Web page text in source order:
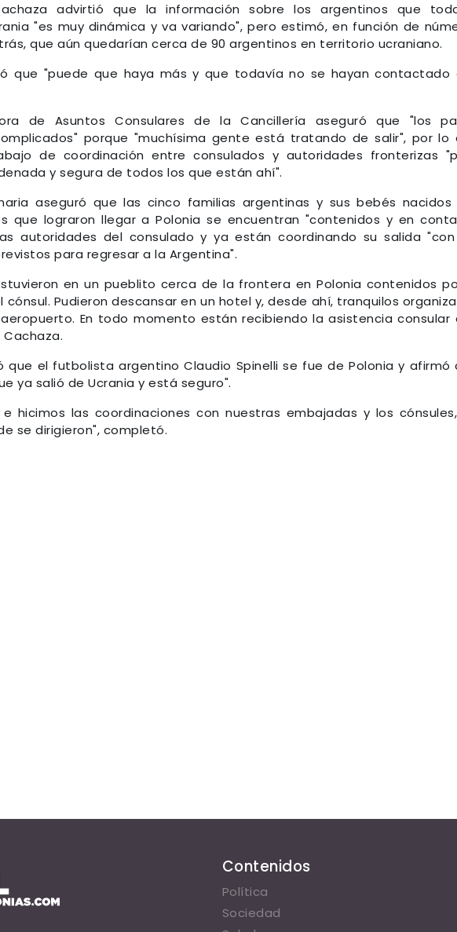
advirtió que la información sobre los argentinos que
"es muy dinámica y va variando", pero estimó, en función de
que aún quedarían cerca de 90 argentinos en territorio ucraniano.
que "puede que haya más y que todavía no se hayan contactado
de Asuntos Consulares de la Cancillería aseguró que "los
porque "muchísima gente está tratando de salir", por lo
de coordinación entre consulados y autoridades fronterizas
y segura de todos los que están ahí".
aseguró que las cinco familias argentinas y sus bebés nacidos
que lograron llegar a Polonia se encuentran "contenidos y en
autoridades del consulado y ya están coordinando su salida
para regresar a la Argentina".
en un pueblito cerca de la frontera en Polonia contenidos
Pudieron descansar en un hotel y, desde ahí, tranquilos
En todo momento están recibiendo la asistencia consular
que el futbolista argentino Claudio Spinelli se fue de Polonia y afirmó
ya salió de Ucrania y está seguro".
hicimos las coordinaciones con nuestras embajadas y los
se dirigieron", completó.
Contenidos
Política
Sociedad